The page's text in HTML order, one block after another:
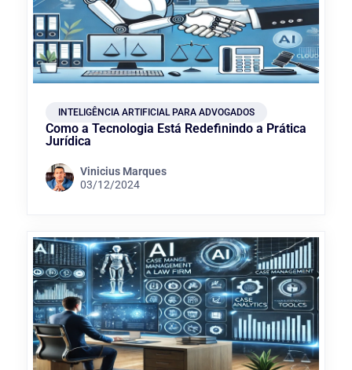
INTELIGÊNCIA ARTIFICIAL PARA ADVOGADOS
Como a Tecnologia Está Redefinindo a Prática
Jurídica
Vinicius Marques
03/12/2024